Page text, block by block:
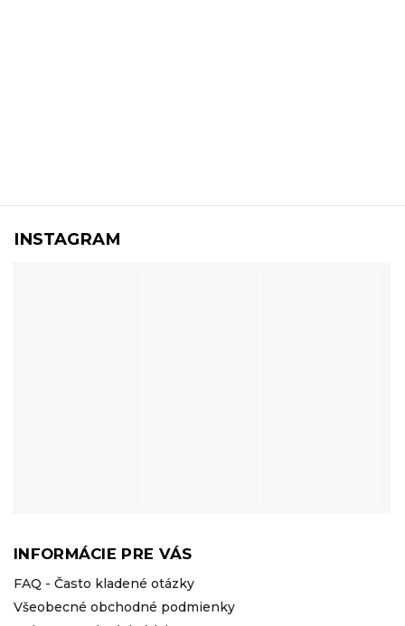
INFORMÁCIE PRE VÁS
FAQ - Často kladené otázky
Všeobecné obchodné podmienky
INSTAGRAM